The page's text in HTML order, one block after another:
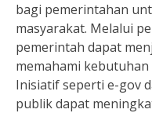
bagi pemerintahan
masyarakat. Melalui
pemerintah dapat
memahami
Inisiatif seperti e-gov
publik dapat